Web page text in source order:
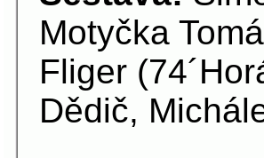
Motyčka
Fliger
Dědič,